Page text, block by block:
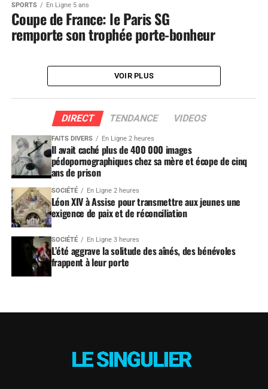
SPORTS En Ligne 5 ans
Coupe de France: le Paris SG
remporte son trophée porte-bonheur
VOIR PLUS
DIRECT TENDANCE VIDEOS
FAITS DIVERS En Ligne 2 heures
Il avait caché plus de 400 000 images
pédopornographiques chez sa mère et écope de cinq
ans de prison
SOCIÉTÉ En Ligne 2 heures
Léon XIV à Assise pour transmettre aux jeunes une
exigence de paix et de réconciliation
SOCIÉTÉ En Ligne 3 heures
L’été aggrave la solitude des aînés, des bénévoles
frappent à leur porte